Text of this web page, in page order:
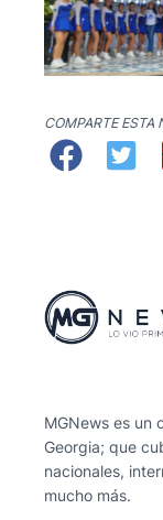
No
COMPARTE ESTA
MGNews es un
Georgia; que
nacionales,
mucho más.